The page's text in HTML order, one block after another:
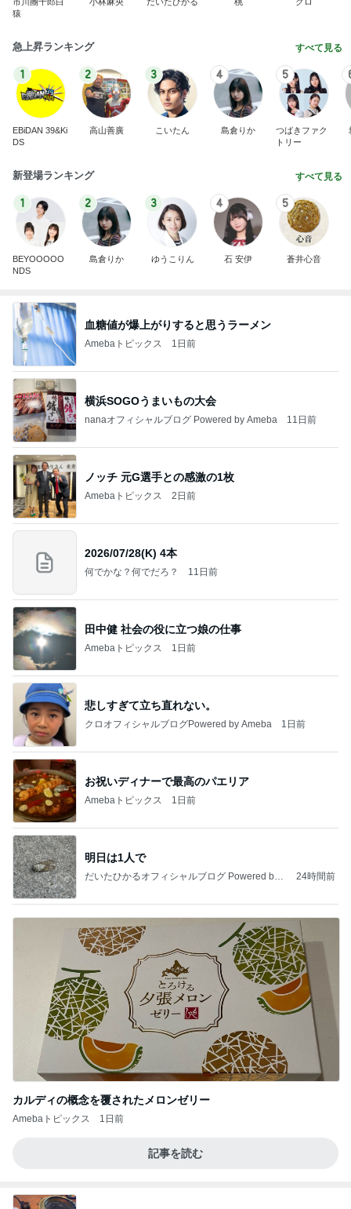
猿
急上昇ランキング すべて見る
1
EBiDAN 39&Ki
DS
2
高山善廣
3
こいたん
4
島倉りか
5
つばきファク
トリー
新登場ランキング すべて見る
1
BEYOOOOO
NDS
2
島倉りか
3
ゆうこりん
4
石 安伊
5
蒼井心音
血糖値が爆上がりすると思うラーメン
Amebaトピックス 1日前
横浜SOGOうまいもの大会
nanaオフィシャルブログ Powered by Ameba 11日前
ノッチ 元G選手との感激の1枚
Amebaトピックス 2日前
2026/07/28(K) 4本
何でかな？何でだろ？ 11日前
田中健 社会の役に立つ娘の仕事
Amebaトピックス 1日前
悲しすぎて立ち直れない。
クロオフィシャルブログPowered by Ameba 1日前
お祝いディナーで最高のパエリア
Amebaトピックス 1日前
明日は1人で
だいたひかるオフィシャルブログ Powered by
24時間前
カルディの概念を覆されたメロンゼリー
Amebaトピックス 1日前
記事を読む